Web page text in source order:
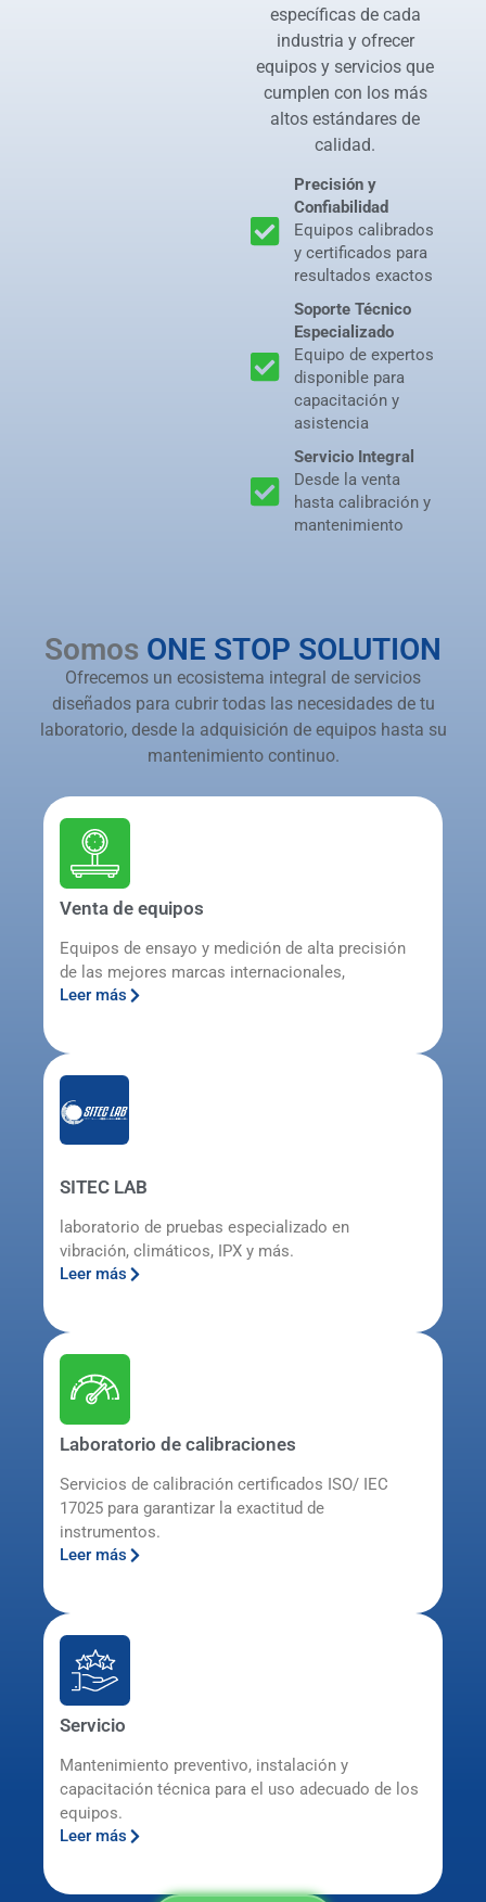
específicas de cada
industria y ofrecer
equipos y servicios que
cumplen con los más
altos estándares de
calidad.
Precisión y
Confiabilidad
Equipos calibrados
y certificados para
resultados exactos
Soporte Técnico
Especializado
Equipo de expertos
disponible para
capacitación y
asistencia
Servicio Integral
Desde la venta
hasta calibración y
mantenimiento
Somos ONE STOP SOLUTION
Ofrecemos un ecosistema integral de servicios
diseñados para cubrir todas las necesidades de tu
laboratorio, desde la adquisición de equipos hasta su
mantenimiento continuo.
Venta de equipos
Equipos de ensayo y medición de alta precisión
de las mejores marcas internacionales,
Leer más
SITEC LAB
laboratorio de pruebas especializado en
vibración, climáticos, IPX y más.
Leer más
Laboratorio de calibraciones
Servicios de calibración certificados ISO/ IEC
17025 para garantizar la exactitud de
instrumentos.
Leer más
Servicio
Mantenimiento preventivo, instalación y
capacitación técnica para el uso adecuado de los
equipos.
Leer más